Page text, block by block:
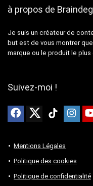
à propos de
Je suis un créateur de
but est de vous montrer
marque ou le produit le
Suivez-moi !
Mentions Légales
Politique des cookies
Politique de confidentialité